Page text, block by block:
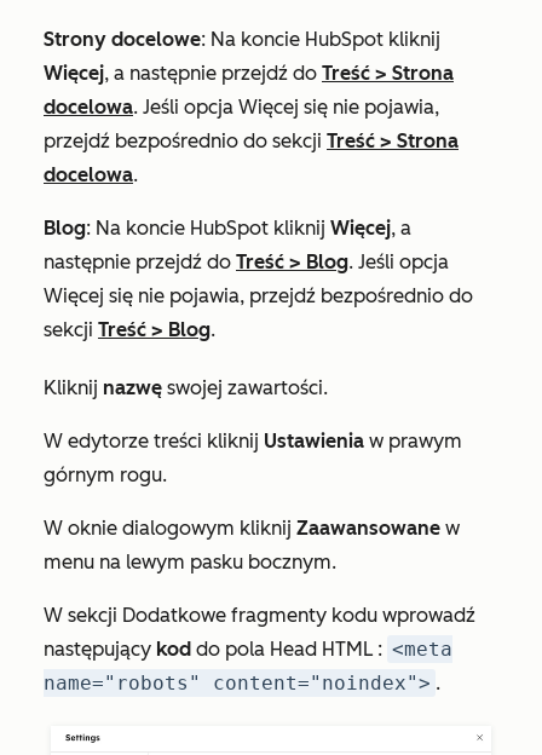
Strony docelowe: Na koncie HubSpot kliknij
Więcej, a następnie przejdź do Treść > Strona
docelowa. Jeśli opcja Więcej się nie pojawia,
przejdź bezpośrednio do sekcji Treść > Strona
docelowa.
Blog: Na koncie HubSpot kliknij Więcej, a
następnie przejdź do Treść > Blog. Jeśli opcja
Więcej się nie pojawia, przejdź bezpośrednio do
sekcji Treść > Blog.
Kliknij nazwę swojej zawartości.
W edytorze treści kliknij Ustawienia w prawym
górnym rogu.
W oknie dialogowym kliknij Zaawansowane w
menu na lewym pasku bocznym.
W sekcji Dodatkowe fragmenty kodu wprowadź
następujący kod do pola Head HTML : <meta
name="robots" content="noindex"> .